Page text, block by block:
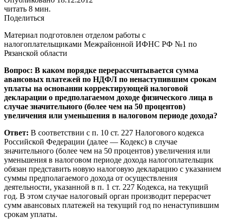
читать 8 мин.
Поделиться
Материал подготовлен отделом работы с
налогоплательщиками Межрайонной ИФНС РФ №1 по
Рязанской области
Вопрос: В каком порядке перерассчитывается сумма
авансовых платежей по НДФЛ по ненаступившим срокам
уплаты на основании корректирующей налоговой
декларации о предполагаемом доходе физического лица в
случае значительного (более чем на 50 процентов)
увеличения или уменьшения в налоговом периоде дохода?
Ответ: В соответствии с п. 10 ст. 227 Налогового кодекса
Российской Федерации (далее — Кодекс) в случае
значительного (более чем на 50 процентов) увеличения или
уменьшения в налоговом периоде дохода налогоплательщик
обязан представить новую налоговую декларацию с указанием
суммы предполагаемого дохода от осуществления
деятельности, указанной в п. 1 ст. 227 Кодекса, на текущий
год. В этом случае налоговый орган производит перерасчет
сумм авансовых платежей на текущий год по ненаступившим
срокам уплаты.